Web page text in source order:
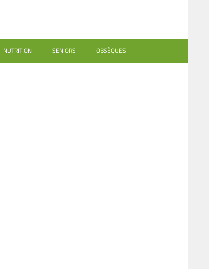
NUTRITION SENIORS OBSÈQUES